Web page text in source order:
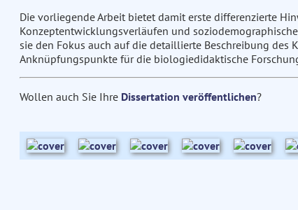
Die vorliegende Arbeit bietet damit erste differenzierte
Konzeptentwicklungsverläufen und
sie den Fokus auch auf die detaillierte Beschreibung des
Anknüpfungspunkte für die biologiedidaktische
Wollen auch Sie Ihre Dissertation veröffentlichen?